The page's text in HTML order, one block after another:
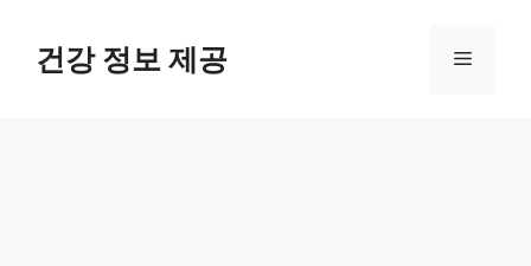
건강 정보 제공 메